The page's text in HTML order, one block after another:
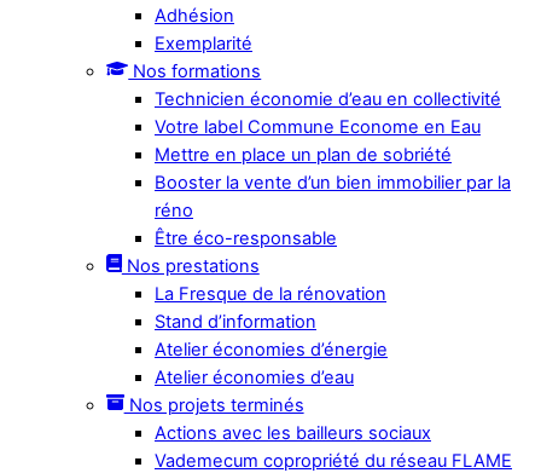
Adhésion
Exemplarité
Nos formations
Technicien économie d’eau en collectivité
Votre label Commune Econome en Eau
Mettre en place un plan de sobriété
Booster la vente d’un bien immobilier par la
réno
Être éco-responsable
Nos prestations
La Fresque de la rénovation
Stand d’information
Atelier économies d’énergie
Atelier économies d’eau
Nos projets terminés
Actions avec les bailleurs sociaux
Vademecum copropriété du réseau FLAME